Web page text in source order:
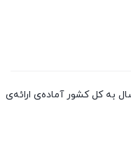
و تک و ارسال به کل کشور آماده‌ی ارائه‌ی